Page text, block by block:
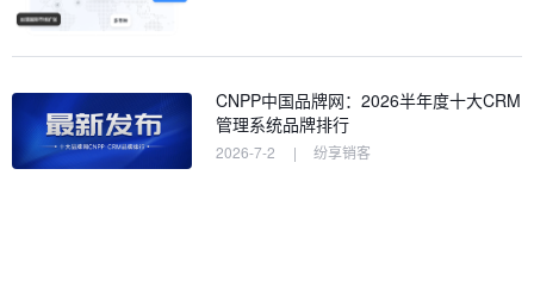
CNPP中国品牌网：2026半年度十大CRM
管理系统品牌排行
2026-7-2 | 纷享销客